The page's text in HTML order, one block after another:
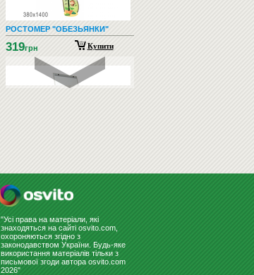
РОСТОМЕР "ОБЕЗЬЯНКИ"
319грн Купити
ФЛІПЧАРТ ДЛЯ МАРКЕРА
5300грн
"Усі права на матеріали, які
знаходяться на сайті osvito.com,
охороняються згідно з
законодавством України. Будь-яке
використання матеріалів тільки з
письмової згоди автора osvito.com
2026"